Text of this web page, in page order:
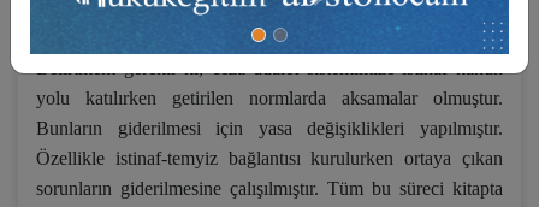
yolu katılırken getirilen normlarda aksamalar olmuştur.
Bunların giderilmesi için yasa değişiklikleri yapılmıştır.
Özellikle istinaf-temyiz bağlantısı kurulurken ortaya çıkan
sorunların giderilmesine çalışılmıştır. Tüm bu süreci kitapta